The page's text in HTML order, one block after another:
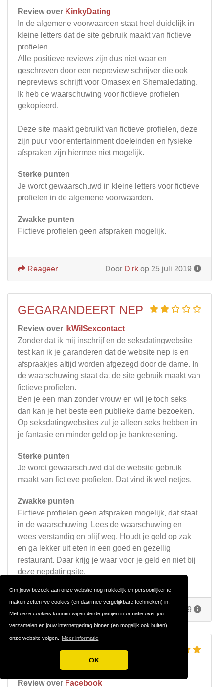
Om jouw bezoek aan onze website nog makkelijk en persoonlijker te
maken zetten we cookies (en daarmee vergelijkbare technieken) in.
Met deze cookies kunnen wij en derde partijen informatie over jou
verzamelen en jouw internetgedrag binnen (en mogelijk ook buiten)
onze website volgen. Meer informatie
OK
Review over KinkyDating
In de algemene voorwaarden staat heel duidelijk in
kleine letters dat de site gebruik maakt van fictieve
profielen.
Alle positieve reviews zijn dus niet waar en
geschreven door een nepreview schrijver die ook
nepreviews schrijft voor Omasex en Shemaledating.
Ik heb de waarschuwing voor fictlieve profielen
gekopieerd.
Deze site maakt gebruikt van fictieve profielen, deze
zijn puur voor entertainment doeleinden en fysieke
afspraken zijn hiermee niet mogelijk.
Sterke punten
Je wordt gewaarschuwd in kleine letters voor fictieve
profielen in de algemene voorwaarden.
Zwakke punten
Fictieve profielen geen afspraken mogelijk.
Door Dirk op 25 juli 2019
Reageer
GEGARANDEERT NEP
Review over
IkWilSexcontact
Zonder dat ik mij inschrijf en de seksdatingwebsite
test kan ik je garanderen dat de website nep is en
afspraakjes altijd worden afgezegd door de dame. In
de waarschuwing staat dat de site gebruik maakt van
fictieve profielen.
Ben je een man zonder vrouw en wil je toch seks
dan kan je het beste een publieke dame bezoeken.
Op seksdatingwebsites zul je alleen seks hebben in
je fantasie en minder geld op je bankrekening.
Sterke punten
Je wordt gewaarschuwd dat de website gebruik
maakt van fictieve profielen. Dat vind ik wel netjes.
Zwakke punten
Fictieve profielen geen afspraken mogelijk, dat staat
in de waarschuwing. Lees de waarschuwing en
wees verstandig en blijf weg. Houdt je geld op zak
en ga lekker uit eten in een goed en gezellig
restaurant. Daar krijg je waar voor je geld en niet bij
deze nepdatingsite.
op 20 juni 2019
FACEBOOK DATING
DIT KAN JE VERWACHTEN
Review over Facebook